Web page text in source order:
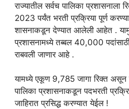
राज्यातील सर्वच पालिका प्रशासनाला
2023 पर्यंत भरती प्रक्रिया पूर्ण
शासनाकडून देण्यात आलेली आहेत .
प्रशासनामध्ये तब्बल 40,000
राबवली जाणार आहे .
यामध्ये एकूण 9,785 जागा रिक्त असून
पालिका प्रशासनाकडून पदभरती
जाहिरात प्रसिद्ध करण्यात येईल !